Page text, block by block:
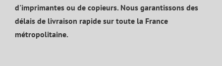
d'imprimantes ou de copieurs. Nous garantissons des
délais de livraison rapide sur toute la France
métropolitaine.